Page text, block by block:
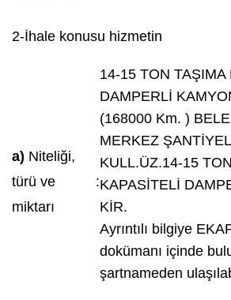
2-İhale konusu hizmetin
a) Niteliği,
türü ve
miktarı
:
14-15 TON TAŞIMA
DAMPERLİ
(168000 Km. )
MERKEZ
KULL.ÜZ.14-15
KAPASİTELİ
KİR.
Ayrıntılı bilgiye
dokümanı içinde
şartnameden